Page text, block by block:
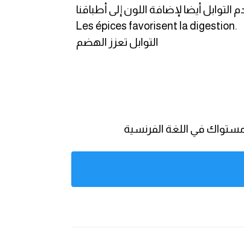
التوابل أيضا لإضافة اللون إلى أطباقنا
Les épices favorisent la digestion.
التوابل تعزز الهضم
في اللغة الفرنسية